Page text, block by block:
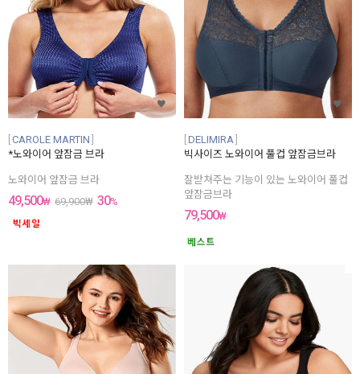
CAROLE MARTIN
*노와이어 앞잠금 브라
노와이어 앞잠금 브라
49,500₩ 69,900₩ 30%
DELIMIRA
빅사이즈 노와이어 풀컵 앞잠금브라
잘받쳐주는 기능이 있는 노와이어 풀컵
앞잠금브라
79,500₩